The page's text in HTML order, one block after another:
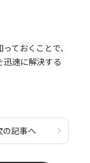
ておくことで、
速に解決する
の記事へ